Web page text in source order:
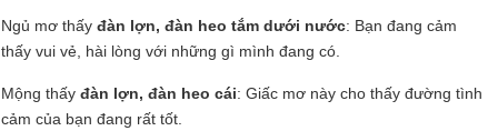
Ngủ mơ thấy đàn lợn, đàn heo tắm dưới nước: Bạn đang cảm
thấy vui vẻ, hài lòng với những gì mình đang có.
Mộng thấy đàn lợn, đàn heo cái: Giấc mơ này cho thấy đường tình
cảm của bạn đang rất tốt.